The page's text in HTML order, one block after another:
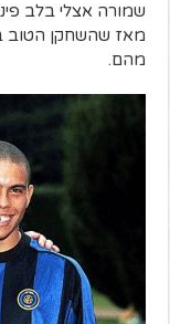
שמורה אצלי בלב
מאז שהשחקן הטוב
מהם.